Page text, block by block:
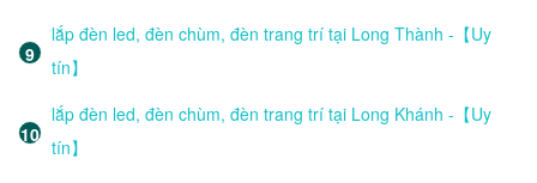
lắp đèn led, đèn chùm, đèn trang trí tại Long Thành -【Uy
tín】
lắp đèn led, đèn chùm, đèn trang trí tại Long Khánh -【Uy
tín】